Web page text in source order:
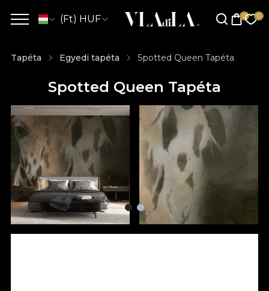
(Ft) HUF
Tapéta Egyedi tapéta Spotted Queen Tapéta
Spotted Queen Tapéta